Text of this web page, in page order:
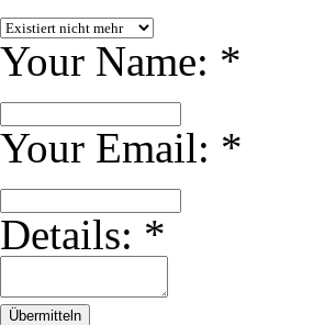
Your Name: *
Your Email: *
Details: *
Übermitteln